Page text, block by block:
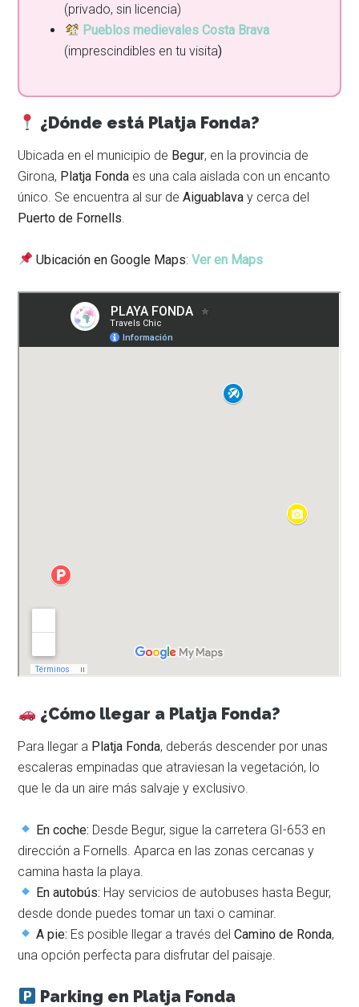
(privado, sin licencia)
Pueblos medievales Costa Brava
(imprescindibles en tu visita)
¿Dónde está Platja Fonda?
Ubicada en el municipio de Begur, en la provincia de
Girona, Platja Fonda es una cala aislada con un encanto
único. Se encuentra al sur deAiguablava y cerca del
Puerto de Fornells
Ubicación en Google Maps: Ver en Maps
¿Cómo llegar a Platja Fonda?
Para llegar a Platja Fonda, deberás descender por unas
escaleras empinadas que atraviesan la vegetación, lo
que le da un aire más salvaje y exclusivo.
En coche: Desde Begur, sigue la carretera GI-653 en
dirección a Fornells. Aparca en las zonas cercanas y
camina hasta la playa.
En autobús: Hay servicios de autobuses hasta Begur,
desde donde puedes tomar un taxi o caminar.
A pie: Es posible llegar a través del Camino de Ronda,
una opción perfecta para disfrutar del paisaje.
Parking en Platja Fonda